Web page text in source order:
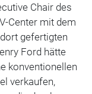
Chair des
Center mit dem
gefertigten
Ford hätte
konventionellen
verkaufen,